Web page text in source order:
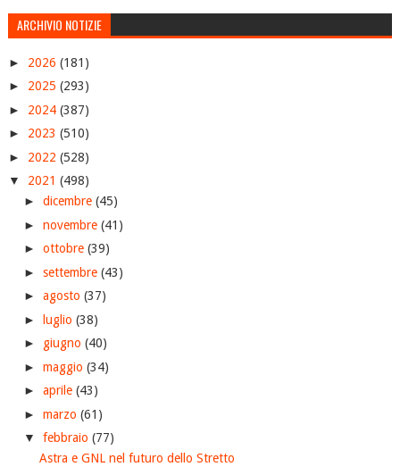
ARCHIVIO NOTIZIE
► 2026 (181)
► 2025 (293)
► 2024 (387)
► 2023 (510)
► 2022 (528)
▼ 2021 (498)
► dicembre (45)
► novembre (41)
► ottobre (39)
► settembre (43)
► agosto (37)
► luglio (38)
► giugno (40)
► maggio (34)
► aprile (43)
► marzo (61)
▼ febbraio (77)
Astra e GNL nel futuro dello Stretto